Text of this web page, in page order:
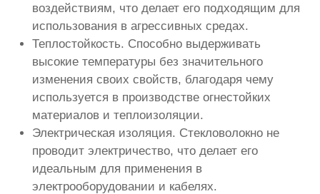
воздействиям, что делает его подходящим для
использования в агрессивных средах.
Теплостойкость. Способно выдерживать
высокие температуры без значительного
изменения своих свойств, благодаря чему
используется в производстве огнестойких
материалов и теплоизоляции.
Электрическая изоляция. Стекловолокно не
проводит электричество, что делает его
идеальным для применения в
электрооборудовании и кабелях.